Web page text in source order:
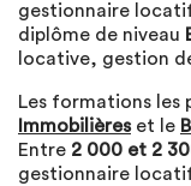
gestionnaire
diplôme de niveau
locative, gestion
Les formations les
Immobilièreset le
Entre 2 000 et 2
gestionnaire